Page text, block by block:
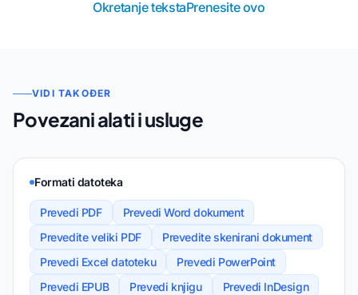
Okretanje tekstaPrenesite ovo
VIDI TAKOĐER
Povezani alati i usluge
Formati datoteka
Prevedi PDF
Prevedi Word dokument
Prevedite veliki PDF
Prevedite skenirani dokument
Prevedi Excel datoteku
Prevedi PowerPoint
Prevedi EPUB
Prevedi knjigu
Prevedi InDesign